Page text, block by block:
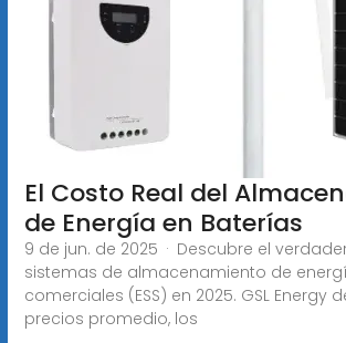
El Costo Real del
de Energía en Baterías
9 de jun. de 2025 · Descubre el
sistemas de almacenamiento de
comerciales (ESS) en 2025. GSL Energy
precios promedio, los